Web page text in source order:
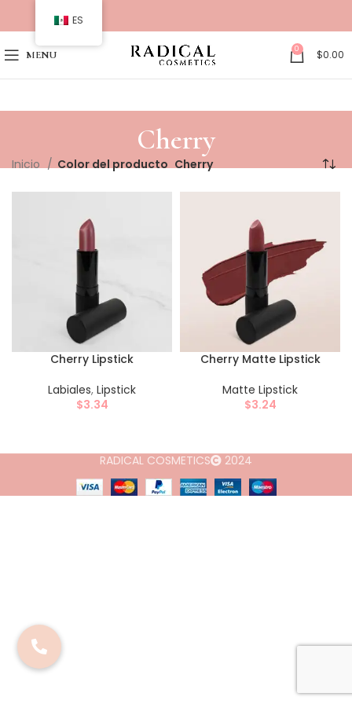
MENU 0 $0.00
Cherry
Inicio Color del producto Cherry
Cherry Lipstick
Labiales, Lipstick
$3.34
Cherry Matte Lipstick
Matte Lipstick
$3.24
RADICAL COSMETICS 2024
ES